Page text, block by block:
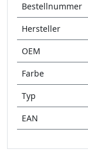
Bestellnummer
Hersteller
OEM
Farbe
Typ
EAN